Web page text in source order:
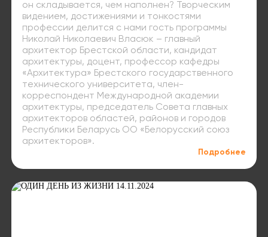
он складывается, чем наполнен? Творческим
видением, достижениями и тонкостями
профессии делится с нами гость программы
Николай Николаевич Власюк – главный
архитектор Брестской области, кандидат
архитектуры, доцент, профессор кафедры
«Архитектура» Брестского государственного
технического университета, член-
корреспондент Международной академии
архитектуры, председатель Совета главных
архитекторов областей, районов и городов
Республики Беларусь ОО «Белорусский союз
архитекторов».
Подробнее